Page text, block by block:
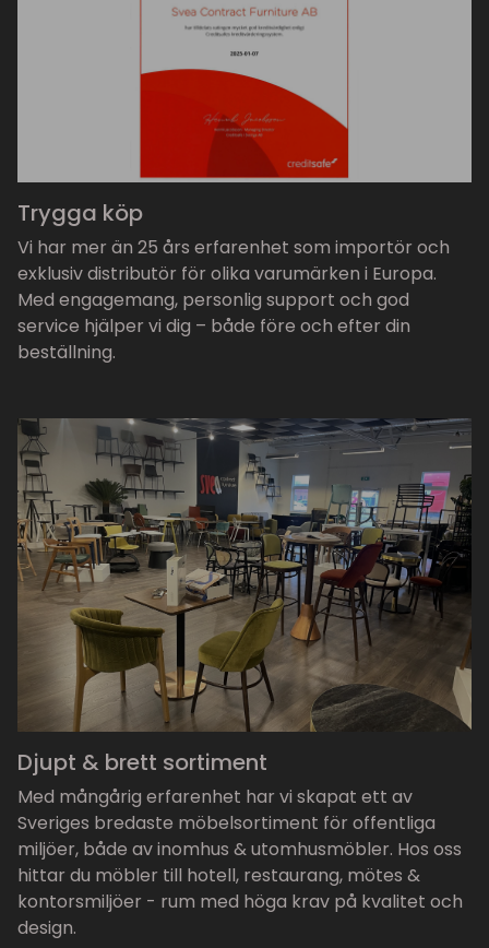
Trygga köp
Vi har mer än 25 års erfarenhet som importör och
exklusiv distributör för olika varumärken i Europa.
Med engagemang, personlig support och god
service hjälper vi dig – både före och efter din
beställning.
Djupt & brett sortiment
Med mångårig erfarenhet har vi skapat ett av
Sveriges bredaste möbelsortiment för offentliga
miljöer, både av inomhus & utomhusmöbler. Hos oss
hittar du möbler till hotell, restaurang, mötes &
kontorsmiljöer - rum med höga krav på kvalitet och
design.